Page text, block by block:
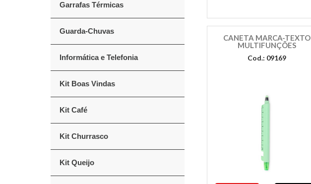
Garrafas Térmicas
Guarda-Chuvas
Informática e Telefonia
Kit Boas Vindas
Kit Café
Kit Churrasco
Kit Queijo
CANETA MARCA-TEXTO
MULTIFUNÇÕES
Cod.: 09169